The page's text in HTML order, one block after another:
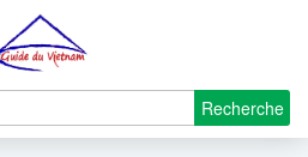
Recherche